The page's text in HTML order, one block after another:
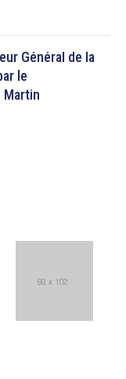
Général de la
le
Martin